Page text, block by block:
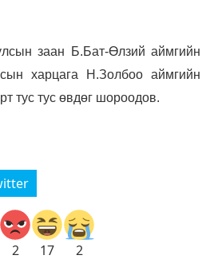
заан Б.Бат-Өлзий аймгийн
харцага Н.Золбоо аймгийн
тус тус өвдөг шороодов.
2 17 2